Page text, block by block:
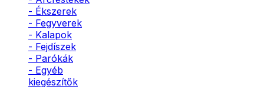
- Ékszerek
- Fegyverek
- Kalapok
- Fejdíszek
- Parókák
- Egyéb
kiegészítők